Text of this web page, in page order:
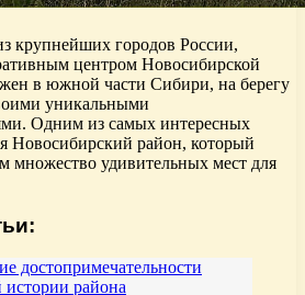
крупнейших городов России,
центром Новосибирской
в южной части Сибири, на берегу
уникальными
Одним из самых интересных
Новосибирский район, который
множество удивительных мест для
достопримечательности
района